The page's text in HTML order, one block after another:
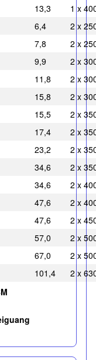
13,3
1 x
6,4
2 x
7,8
2 x
9,9
2 x
11,8
2 x
15,8
2 x
15,5
2 x
17,4
2 x
23,2
2 x
34,6
2 x
34,6
2 x
47,6
2 x
47,6
2 x
57,0
2 x
67,0
2 x
101,4
2 x